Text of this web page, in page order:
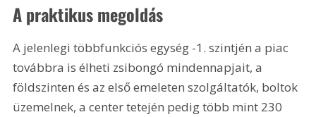
A praktikus megoldás
A jelenlegi többfunkciós egység -1. szintjén a piac
továbbra is élheti zsibongó mindennapjait, a
földszinten és az első emeleten szolgáltatók, boltok
üzemelnek, a center tetején pedig több mint 230